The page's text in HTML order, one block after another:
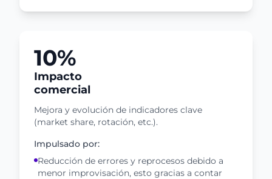
10%
Impacto
comercial
Mejora y evolución de indicadores clave
(market share, rotación, etc.).
Impulsado por:
Reducción de errores y reprocesos debido a
menor improvisación, esto gracias a contar